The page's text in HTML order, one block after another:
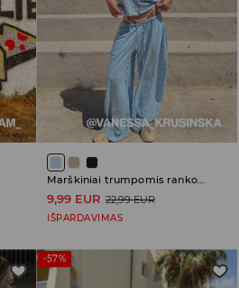
Marškiniai trumpomis rankovėmis
9,99 EUR 22,99 EUR
IŠPARDAVIMAS
-57%